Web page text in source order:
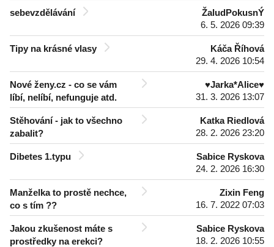
sebevzdělávání
ŽaludPokusnÝ
6. 5. 2026 09:39
Tipy na krásné vlasy
Káča Říhová
29. 4. 2026 10:54
Nové ženy.cz - co se vám
líbí, nelíbí, nefunguje atd.
♥Jarka*Alice♥
31. 3. 2026 13:07
Stěhování - jak to všechno
zabalit?
Katka Riedlová
28. 2. 2026 23:20
Dibetes 1.typu
Sabice Ryskova
24. 2. 2026 16:30
Manželka to prostě nechce,
co s tím ??
Zixin Feng
16. 7. 2022 07:03
Jakou zkušenost máte s
prostředky na erekci?
Sabice Ryskova
18. 2. 2026 10:55